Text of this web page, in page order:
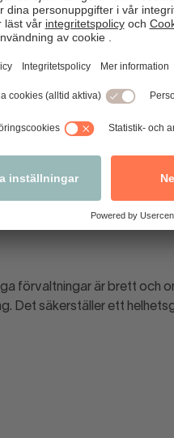
villkor är hög och det finns
är samlat
med i när detaljplaner
i
per kommunområde
tas om hand.
förvaltningar är brett och
Det säkerställer ett